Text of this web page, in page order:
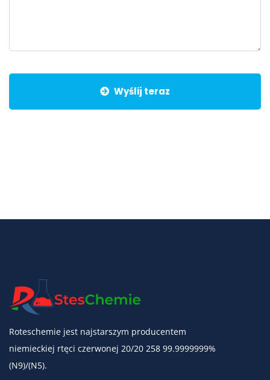
Wyślij teraz
Roteschemie jest najstarszym producentem
niemieckiej rtęci czerwonej 20/20 258 99.9999999%
(N9)/(N5).